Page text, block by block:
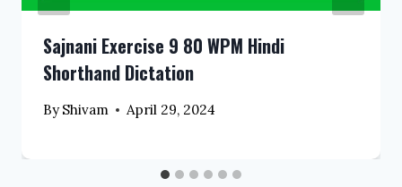
Sajnani Exercise 9 80 WPM Hindi
Shorthand Dictation
By Shivam April 29, 2024